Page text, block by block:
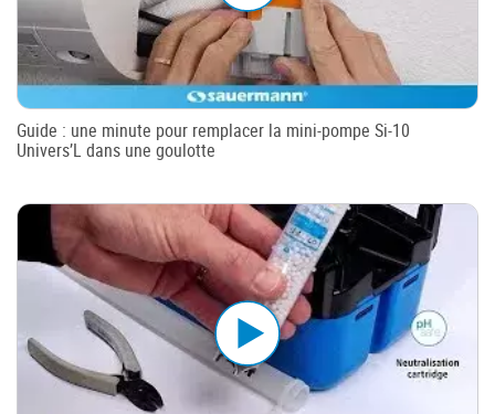
Guide : une minute pour remplacer la mini-pompe Si-10
Univers’L dans une goulotte